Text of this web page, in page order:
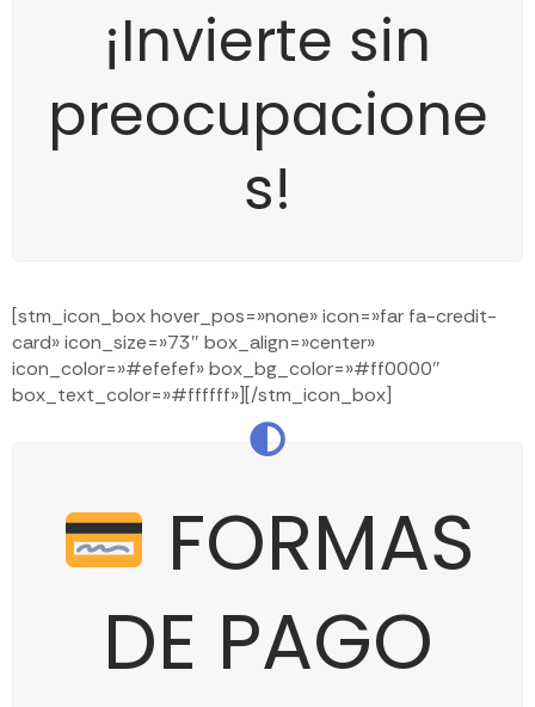
¡Invierte sin
preocupacione
s!
[stm_icon_box hover_pos=»none» icon=»far fa-credit-
card» icon_size=»73″ box_align=»center»
icon_color=»#efefef» box_bg_color=»#ff0000″
box_text_color=»#ffffff»][/stm_icon_box]
FORMAS
DE PAGO